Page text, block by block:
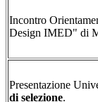
Incontro
Design IMED" di
Presentazione
di selezione.